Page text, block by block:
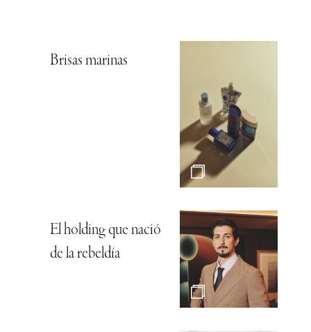
Brisas marinas
El holding que nació
de la rebeldía